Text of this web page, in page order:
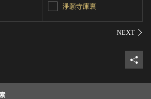
淨願寺庫裏
シェ